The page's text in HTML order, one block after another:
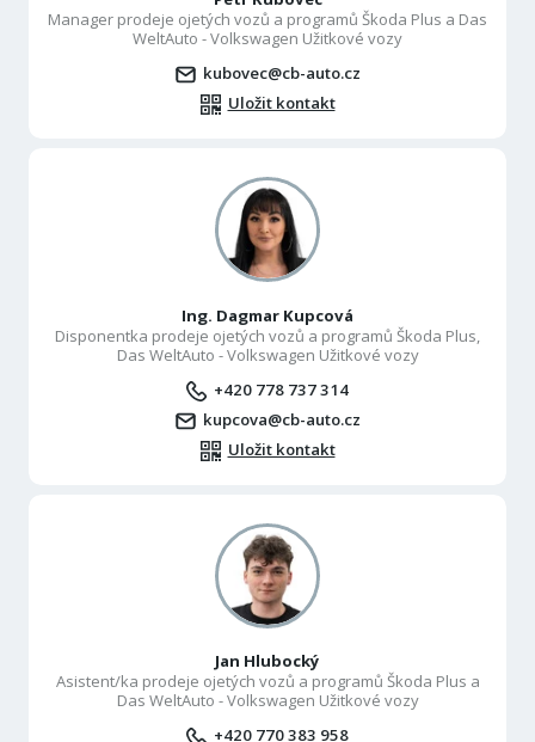
Manager prodeje ojetých vozů a programů Škoda Plus a Das
WeltAuto - Volkswagen Užitkové vozy
kubovec@cb-auto.cz
Uložit kontakt
Ing. Dagmar Kupcová
Disponentka prodeje ojetých vozů a programů Škoda Plus,
Das WeltAuto - Volkswagen Užitkové vozy
+420 778 737 314
kupcova@cb-auto.cz
Uložit kontakt
Jan Hlubocký
Asistent/ka prodeje ojetých vozů a programů Škoda Plus a
Das WeltAuto - Volkswagen Užitkové vozy
+420 770 383 958